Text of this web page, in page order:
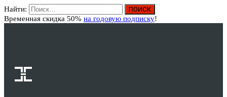
Найти:
Временная скидка 50% на годовую подписку!